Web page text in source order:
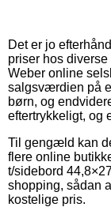
Det er jo
priser hos
Weber online
salgsværdien på
børn, og
eftertrykkeligt, og
Til gengæld kan
flere online
t/sidebord
shopping, sådan
kostelige pris.